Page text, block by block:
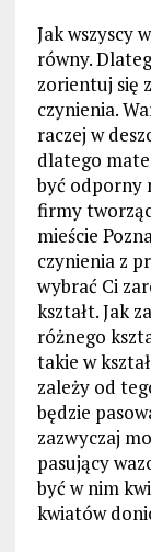
Jak wszyscy
równy.
zorientuj się
czynienia.
raczej w
dlatego
być odporny
firmy
mieście
czynienia z
wybrać Ci
kształt. Jak
różnego
takie w
zależy od
będzie
zazwyczaj
pasujący
być w nim
kwiatów